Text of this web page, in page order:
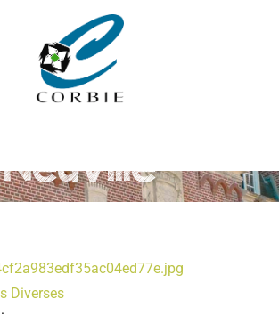
Société de
de La
Neuville
Diverses